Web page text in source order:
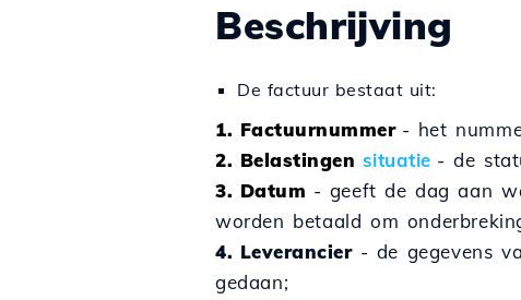
Beschrijving
De factuur bestaat uit:
1. Factuurnummer - het
2. Belastingen situatie - de
3. Datum - geeft de dag aan
worden betaald om
4. Leverancier- de gegevens
gedaan;